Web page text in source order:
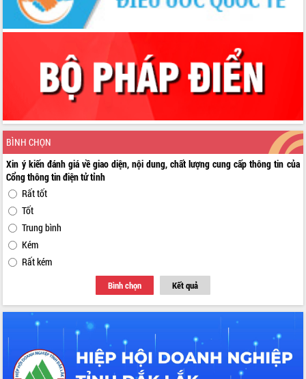
BÌNH CHỌN
Xin ý kiến đánh giá về giao diện, nội dung, chất lượng cung cấp thông tin của
Cổng thông tin điện tử tỉnh
Rất tốt
Tốt
Trung bình
Kém
Rất kém
Bình chọn Kết quả